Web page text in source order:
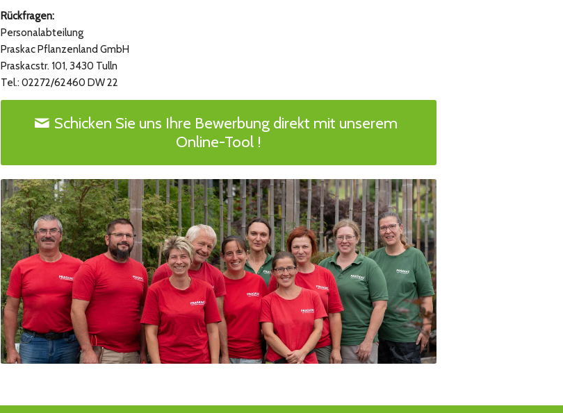
Rückfragen:
Personalabteilung
Praskac Pflanzenland GmbH
Praskacstr. 101, 3430 Tulln
Tel.: 02272/62460 DW 22
Schicken Sie uns Ihre Bewerbung direkt mit unserem
Online-Tool !